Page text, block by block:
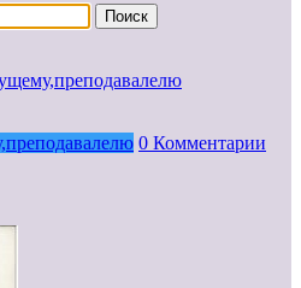
0 Комментарии